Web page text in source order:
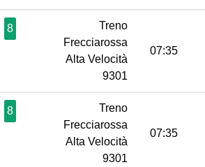
8
Treno
Frecciarossa
Alta Velocità
9301
07:35
8
Treno
Frecciarossa
Alta Velocità
9301
07:35